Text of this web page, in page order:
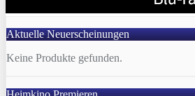
Aktuelle Neuerscheinungen
Keine Produkte gefunden.